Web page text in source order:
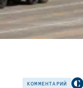
КОММЕНТАРИЙ